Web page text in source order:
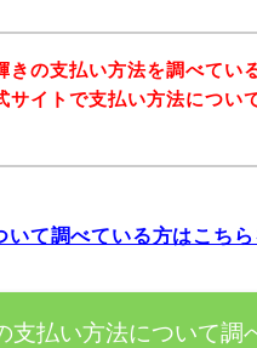
きの支払い方法を調べてい
サイトで支払い方法につい
て調べている方はこちら
支払い方法について調